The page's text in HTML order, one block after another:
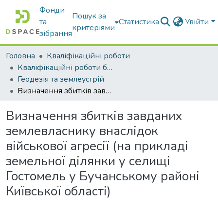
Фонди
та
зібрання
Пошук за
критеріями
Статистика Увійти
Головна
Кваліфікаційні роботи
Кваліфікаційні роботи бакалаврів
Геодезія та землеустрій
Визначення збитків завданих землевласнику внаслідок військової агресії (на прикладі земельної ділянки у селищі Гостомель у Бучанському районі Київської області)
Визначення збитків завданих
землевласнику внаслідок
військової агресії (на прикладі
земельної ділянки у селищі
Гостомель у Бучанському районі
Київської області)